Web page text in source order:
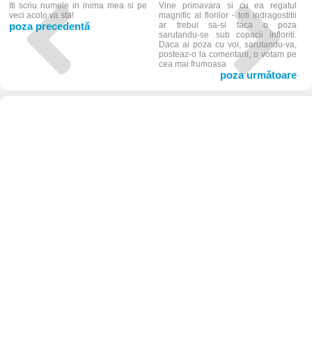
Iti scriu numele in inima mea si pe
veci acolo va sta!
poza precedentă
Vine primavara si cu ea regatul
magnific al florilor - toti indragostitii
ar trebui sa-si faca o poza
sarutandu-se sub copacii infloriti.
Daca ai poza cu voi, sarutandu-va,
posteaz-o la comentarii, o votam pe
cea mai frumoasa
poza următoare